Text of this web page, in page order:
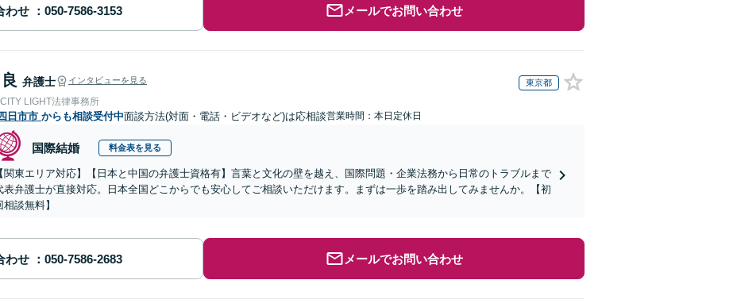
わせ メールでお問い合わせ
弁護士 インタビューを見る 東京都
LIGHT法律事務所
四日市市 からも相談受付中面談方法(対面・電話・ビデオなど)は応相談営業時間：本日定休日
国際結婚 料金表を見る
【関東エリア対応】【日本と中国の弁護士資格有】言葉と文化の壁を越え、国際問題・企業法務から日常のトラブルまで
表弁護士が直接対応。日本全国どこからでも安心してご相談いただけます。まずは一歩を踏み出してみませんか。【初
相談無料】
わせ メールでお問い合わせ